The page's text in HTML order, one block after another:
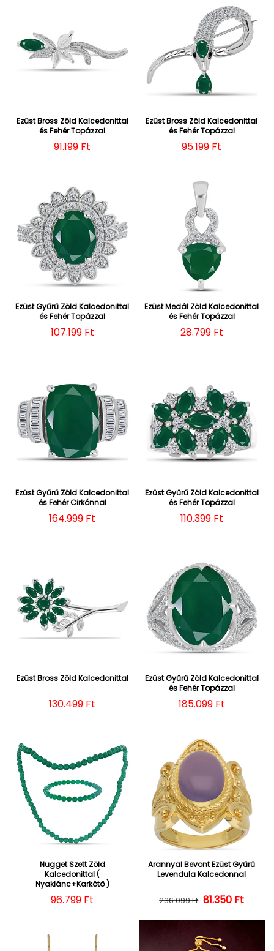
Ezüst Bross Zöld Kalcedonittal
és Fehér Topázzal
Normál ár
91.199 Ft
Ezüst Bross Zöld Kalcedonittal
és Fehér Topázzal
Normál ár
95.199 Ft
Ezüst Gyűrű Zöld Kalcedonittal
és Fehér Topázzal
Normál ár
107.199 Ft
Ezüst Medál Zöld Kalcedonittal
és Fehér Topázzal
Normál ár
28.799 Ft
Ezüst Gyűrű Zöld Kalcedonittal
és Fehér Cirkónnal
Normál ár
164.999 Ft
Ezüst Gyűrű Zöld Kalcedonittal
és Fehér Topázzal
Normál ár
110.399 Ft
Ezüst Bross Zöld Kalcedonittal
Normál ár
130.499 Ft
Ezüst Gyűrű Zöld Kalcedonittal
és Fehér Topázzal
Normál ár
185.099 Ft
Nugget Szett Zöld
Kalcedonittal (
Nyaklánc+Karkötő )
Normál ár
96.799 Ft
Arannyal Bevont Ezüst Gyűrű
Levendula Kalcedonnal
Normál ár
236.099 Ft 81.350 Ft